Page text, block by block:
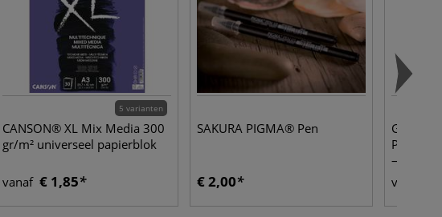
5 varianten
CANSON® XL Mix Media 300
gr/m² universeel papierblok
vanaf € 1,85
SAKURA PIGMA® Pen
€ 2,00
GELLI
Plate ○
— los
vanaf